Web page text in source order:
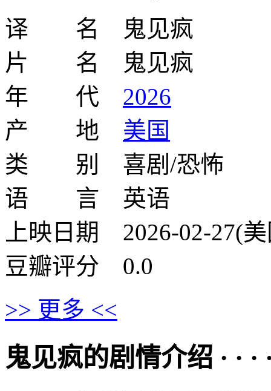
译 名 鬼见疯
片 名 鬼见疯
年 代 2026
产 地 美国
类 别 喜剧/恐怖
语 言 英语
上映日期 2026-02-27(
豆瓣评分 0.0
>> 更多 <<
鬼见疯的剧情介绍 · · ·